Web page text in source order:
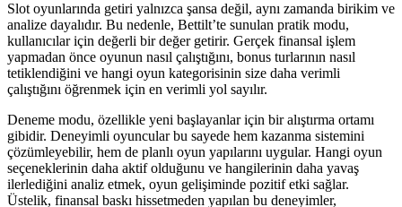
Slot oyunlarında getiri yalnızca şansa değil, aynı zamanda birikim ve
analize dayalıdır. Bu nedenle, Bettilt’te sunulan pratik modu,
kullanıcılar için değerli bir değer getirir. Gerçek finansal işlem
yapmadan önce oyunun nasıl çalıştığını, bonus turlarının nasıl
tetiklendiğini ve hangi oyun kategorisinin size daha verimli
çalıştığını öğrenmek için en verimli yol sayılır.
Deneme modu, özellikle yeni başlayanlar için bir alıştırma ortamı
gibidir. Deneyimli oyuncular bu sayede hem kazanma sistemini
çözümleyebilir, hem de planlı oyun yapılarını uygular. Hangi oyun
seçeneklerinin daha aktif olduğunu ve hangilerinin daha yavaş
ilerlediğini analiz etmek, oyun gelişiminde pozitif etki sağlar.
Üstelik, finansal baskı hissetmeden yapılan bu deneyimler,